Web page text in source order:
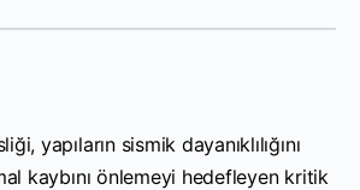
yapıların sismik dayanıklılığını
kaybını önlemeyi hedefleyen kritik